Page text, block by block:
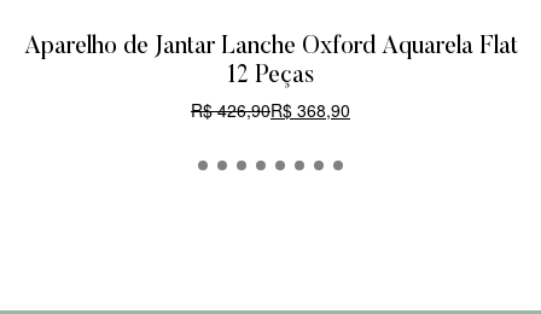
Aparelho de Jantar Lanche Oxford Aquarela Flat
12 Peças
R$426,90R$ 368,90